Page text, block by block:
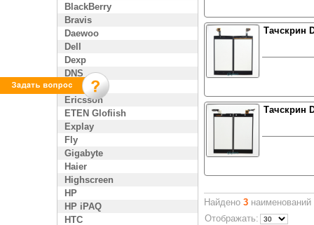
BlackBerry
Bravis
Daewoo
Dell
Dexp
DNS
Enol
Ericsson
ETEN Glofiish
Explay
Fly
Gigabyte
Haier
Highscreen
HP
HP iPAQ
HTC
Тачскрин
Тачскрин
Найдено 3наименований
Отображать: